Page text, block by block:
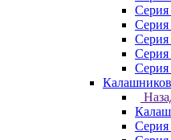
Серия
Серия
Серия
Калашников